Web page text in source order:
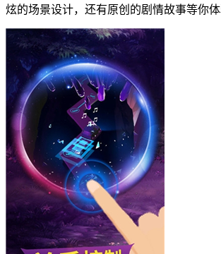
炫的场景设计，还有原创的剧情故事等你